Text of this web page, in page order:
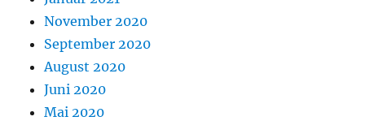
November 2020
September 2020
August 2020
Juni 2020
Mai 2020